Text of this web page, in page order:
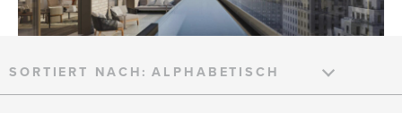
SORTIERT NACH: